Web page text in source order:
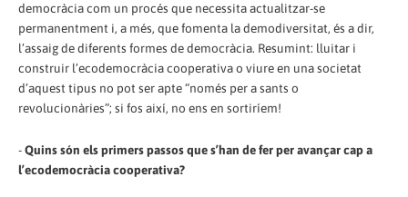
democràcia com un procés que necessita actualitzar-se
permanentment i, a més, que fomenta la demodiversitat, és a dir,
l’assaig de diferents formes de democràcia. Resumint: lluitar i
construir l’ecodemocràcia cooperativa o viure en una societat
d’aquest tipus no pot ser apte “només per a sants o
revolucionàries”; si fos així, no ens en sortiríem!
-Quins són els primers passos que s’han de fer per avançar cap a
l’ecodemocràcia cooperativa?